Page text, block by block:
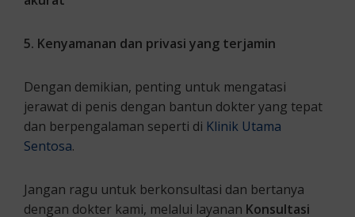
5. Kenyamanan dan privasi yang terjamin
Dengan demikian, penting untuk mengatasi
jerawat di penis dengan bantun dokter yang tepat
dan berpengalaman seperti di Klinik Utama
Sentosa.
Jangan ragu untuk berkonsultasi dan bertanya
dengan dokter kami, melalui layanan Konsultasi